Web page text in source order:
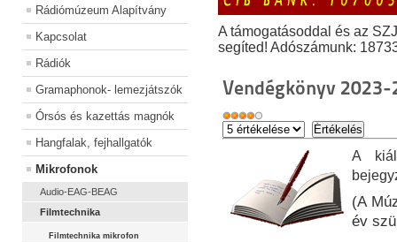
Rádiómúzeum Alapítvány
Kapcsolat
Rádiók
Gramaphonok- lemezjátszók
Órsós és kazettás magnók
Hangfalak, fejhallgatók
Mikrofonok
Audio-EAG-BEAG
Filmtechnika
Filmtechnika mikrofon
A támogatásoddal és az
segíted! Adószámunk:
Vendégkönyv 2023-
A
(A
év